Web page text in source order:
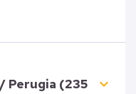
Perugia (235
keyboard_arrow_down